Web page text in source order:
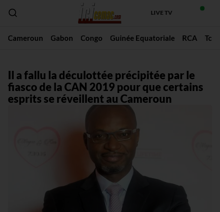
LIVE TV
Cameroun Gabon Congo Guinée Equatoriale RCA
Il a fallu la déculottée précipitée par le
fiasco de la CAN 2019 pour que certains
esprits se réveillent au Cameroun